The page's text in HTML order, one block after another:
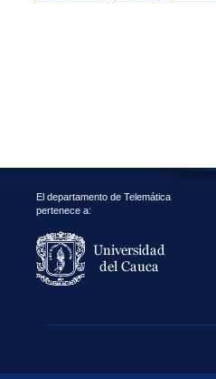
El departamento de Telemática
pertenece a: